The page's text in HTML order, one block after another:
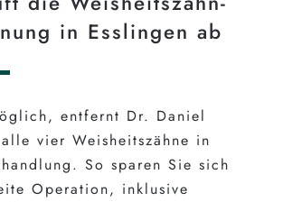
in Esslingen ab
entfernt Dr. Daniel
vier Weisheitszähne in
So sparen Sie sich
Operation, inklusive